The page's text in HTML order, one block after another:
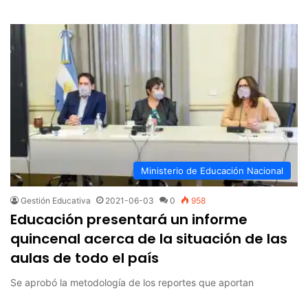
Ministerio de Educación Nacional
Gestión Educativa 2021-06-03 0 958
Educación presentará un informe
quincenal acerca de la situación de las
aulas de todo el país
Se aprobó la metodología de los reportes que aportan